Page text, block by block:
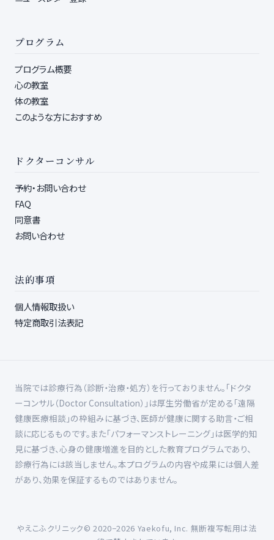
プログラム
プログラム概要
心の教室
体の教室
このような方におすすめ
ドクターコンサル
予約・お問い合わせ
FAQ
同意書
お問い合わせ
法的事項
個人情報取扱い
特定商取引法表記
当院では診療行為（診断・治療・処方）を行っておりません。「ドクタ
ーコンサル（Doctor Consultation）」は厚生労働省が定める「遠隔
健康医療相談」の枠組みに基づき、医師が健康に関する助言・ご相
談に応じるものです。また「パフォーマンストレーニング」は医学的知
見に基づき、心身の健康増進を目的とした教育プログラムであり、
診療行為には該当しません。本プログラムの内容や成果には個人差
があり、効果を保証するものではありません。
やえこふクリニック© 2020−2026 Yaekofu, Inc. 無断複写転用は法